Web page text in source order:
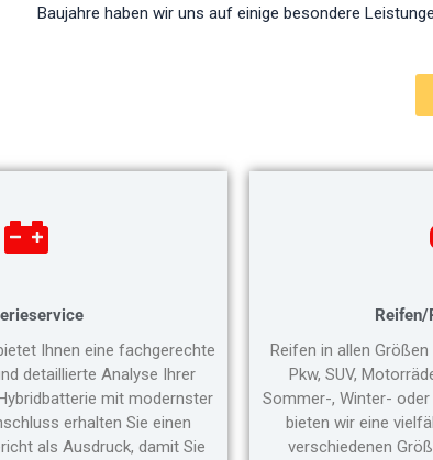
Baujahre haben wir uns auf einige besondere
Ihnen eine fachgerechte
detaillierte Analyse Ihrer
mit modernster
erhalten Sie einen
als Ausdruck, damit Sie
Reifen in allen
Pkw, SUV,
Sommer-, Winter-
bieten wir eine
verschiedenen